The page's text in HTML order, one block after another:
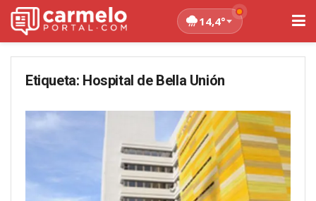
14,4°
Etiqueta: Hospital de Bella Unión